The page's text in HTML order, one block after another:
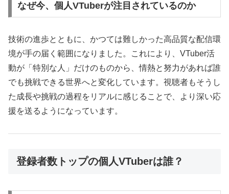
なぜ今、個人VTuberが注目されているのか
技術の進歩とともに、かつては難しかった高品質な配信環
境が手の届く範囲になりました。これにより、VTuber活
動が「特別な人」だけのものから、情熱と努力があれば誰
でも挑戦できる世界へと変化しています。視聴者もそうし
た成長や挑戦の過程をリアルに感じることで、より深い応
援を送るようになっています。
登録者数トップの個人VTuberは誰？